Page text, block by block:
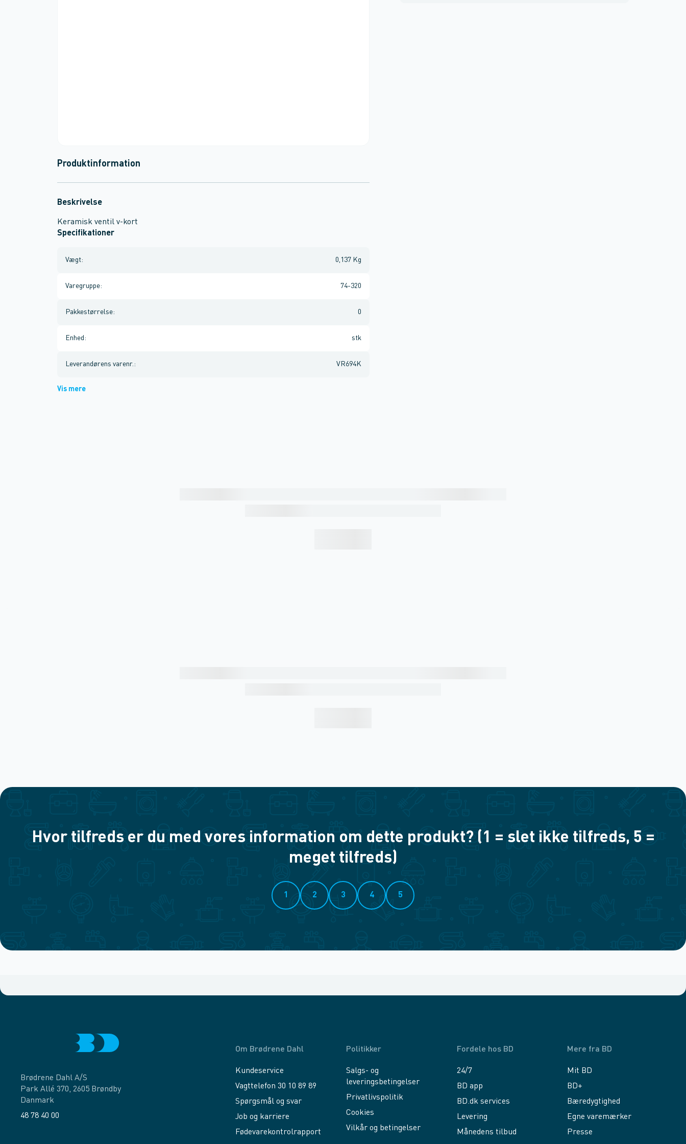
Produktinformation
Beskrivelse
Keramisk ventil v-kort
Specifikationer
Vægt: 0,137 Kg
Varegruppe: 74-320
Pakkestørrelse: 0
Enhed : stk
Leverandørens varenr. : VR694K
Vis mere
Hvor tilfreds er du med vores information om dette produkt? (1 = slet ikke tilfreds, 5 =
meget tilfreds)
1 2 3 4 5
Brødrene Dahl A/S
Park Allé 370, 2605 Brøndby
Danmark
48 78 40 00
Om Brødrene Dahl
Kundeservice
Vagttelefon 30 10 89 89
Spørgsmål og svar
Job og karriere
Fødevarekontrolrapport
Politikker
Salgs- og
leveringsbetingelser
Privatlivspolitik
Cookies
Vilkår og betingelser
Fordele hos BD
24/7
BD app
BD.dk services
Levering
Månedens tilbud
Mere fra BD
Mit BD
BD+
Bæredygtighed
Egne varemærker
Presse